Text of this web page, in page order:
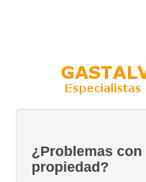
¿Problemas
propiedad?